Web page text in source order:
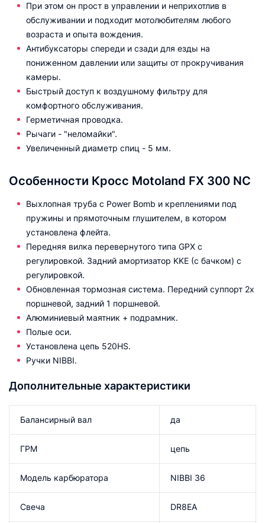
При этом он прост в управлении и неприхотлив в
обслуживании и подходит мотолюбителям любого
возраста и опыта вождения.
Антибуксаторы спереди и сзади для езды на
пониженном давлении или защиты от прокручивания
камеры.
Быстрый доступ к воздушному фильтру для
комфортного обслуживания.
Герметичная проводка.
Рычаги - "неломайки".
Увеличенный диаметр спиц - 5 мм.
Особенности Кросс Motoland FX 300 NC
Выхлопная труба с Power Bomb и креплениями под
пружины и прямоточным глушителем, в котором
установлена флейта.
Передняя вилка перевернутого типа GPX с
регулировкой. Задний амортизатор KKE (с бачком) с
регулировкой.
Обновленная тормозная система. Передний суппорт 2х
поршневой, задний 1 поршневой.
Алюминиевый маятник + подрамник.
Полые оси.
Установлена цепь 520HS.
Ручки NIBBI.
Дополнительные характеристики
Балансирный вал да
ГРМ цепь
Модель карбюратора NIBBI 36
Свеча DR8EA